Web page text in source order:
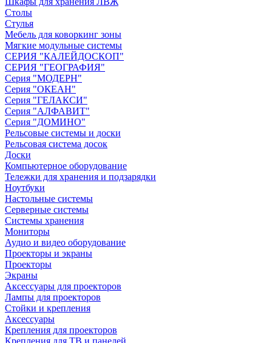
Столы
Стулья
Мебель для коворкинг зоны
Мягкие модульные системы
СЕРИЯ "КАЛЕЙДОСКОП"
СЕРИЯ "ГЕОГРАФИЯ"
Серия "МОДЕРН"
Серия "ОКЕАН"
Серия "ГЕЛАКСИ"
Серия "АЛФАВИТ"
Серия "ДОМИНО"
Рельсовые системы и доски
Рельсовая система досок
Доски
Компьютерное оборудование
Тележки для хранения и подзарядки
Ноутбуки
Настольные системы
Серверные системы
Системы хранения
Мониторы
Аудио и видео оборудование
Проекторы и экраны
Проекторы
Экраны
Аксессуары для проекторов
Лампы для проекторов
Стойки и крепления
Аксессуары
Крепления для проекторов
Крепления для ТВ и панелей